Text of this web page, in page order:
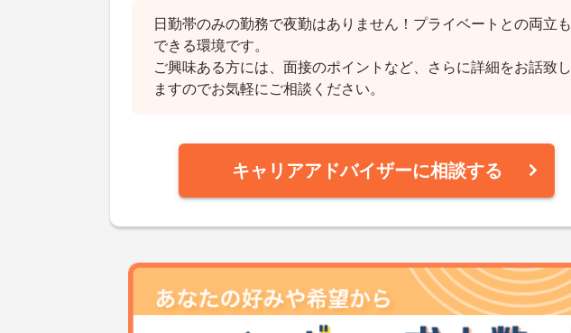
日勤帯のみの勤務で夜勤はありません！プライベートとの両立も
できる環境です。
ご興味ある方には、面接のポイントなど、さらに詳細をお話致し
ますのでお気軽にご相談ください。
キャリアアドバイザーに相談する